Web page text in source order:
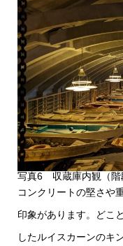
写真6 収蔵庫内観（階
コンクリートの堅さや
印象があります。どこ
したルイスカーンのキ